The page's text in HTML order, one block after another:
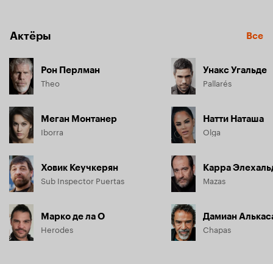
расследование, выходя на опасный путь, где сталкивается
с коррумпированной полицией и безжалостными
Актёры Все
Рон Перлман
Theo
Меган Монтанер
Iborra
Ховик Кеучкерян
Sub Inspector Puertas
Марко де ла О
Herodes
Унакс Угальде
Pallarés
Натти Наташа
Olga
Карра
Mazas
Дамиан
Chapas